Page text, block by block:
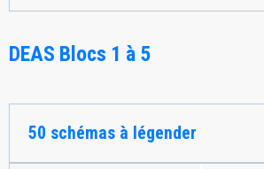
DEAS Blocs 1 à 5
50 schémas à légender